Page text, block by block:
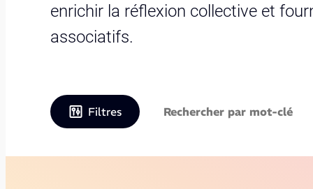
enrichir la réflexion collective et
associatifs.
Filtres